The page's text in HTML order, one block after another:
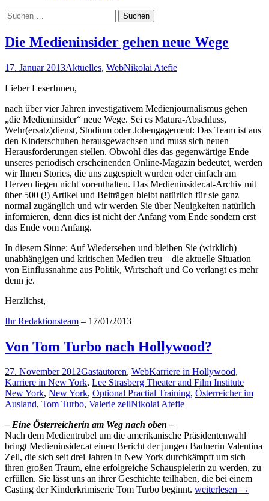
Suchen
nach:
Die Medieninsider gehen neue Wege
17. Januar 2013Aktuelles, WebNikolai Atefie
Lieber LeserInnen,
nach über vier Jahren investigativem Medienjournalismus gehen
„die Medieninsider“ neue Wege. Sei es Matura-Abschluss,
Wehr(ersatz)dienst, Studium oder Jobengagement: Das Team ist aus
den Kinderschuhen herausgewachsen und muss sich neuen
Herausforderungen stellen. Obwohl dies das gegenwärtige Ende
unseres periodisch erscheinenden Online-Magazin bedeutet, werden
wir Ihnen Stories, die uns zugespielt wurden oder einfach am
Herzen liegen nicht vorenthalten. Das Medieninsider.at-Archiv mit
über 500 (!) Artikel und Beiträgen bleibt natürlich für sie ganz
normal zugänglich und wir werden Sie über Neuigkeiten natürlich
informieren, denn dies ist nicht der Anfang vom Ende sondern erst
das Ende vom Anfang.
In diesem Sinne: Auf Wiedersehen und bleiben Sie (wirklich)
unabhängigen und kritischen Medien treu – die aktuelle Situation
von Einflussnahme aus Politik, Wirtschaft und Co verlangt es mehr
denn je.
Herzlichst,
Ihr Redaktionsteam – 17/01/2013
Von Tom Turbo nach Hollywood?
27. November 2012Gastautoren, WebKarriere in Hollywood,
Karriere in New York, Lee Strasberg Theater and Film Institute
New York, New York, Optional Practial Training, Österreicher im
Ausland, Tom Turbo, Valerie zellNikolai Atefie
– Eine Österreicherin am Weg nach oben –
Nach dem Medientrubel um die amerikanische Präsidentenwahl
bringt Medieninsider.at einen Bericht der jungen Badnerin Valentina
Zell, die sich seit drei Jahren in New York durchkämpft um sich
ihren großen Traum, eine erfolgreiche Schauspielerin zu werden, zu
erfüllen. Sie lässt uns an ihrer Geschichte teilhaben, die bei einem
Casting der Kinderkrimiserie Tom Turbo beginnt. Von
weiterlesen →